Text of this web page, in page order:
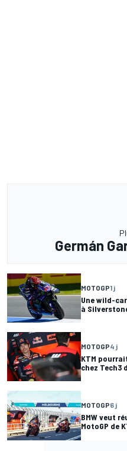
Germán
MOTOGP1 j
Une wild-
à
MOTOGP4 j
KTM
chez Tech3
MOTOGP6 j
BMW veut
MotoGP de